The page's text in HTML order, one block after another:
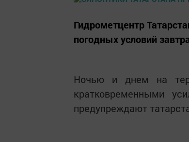
Гидрометцентр
погодных условий
Ночью и днем на
кратковременными
предупреждают